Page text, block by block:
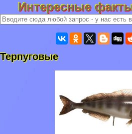
Интересные
Терпуговые